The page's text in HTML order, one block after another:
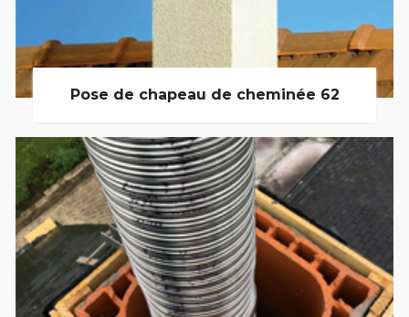
Pose de chapeau de cheminée 62